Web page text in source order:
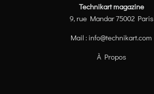
Technikart magazine
9, rue Mandar 75002 Paris
Mail : info@technikart.com
À Propos